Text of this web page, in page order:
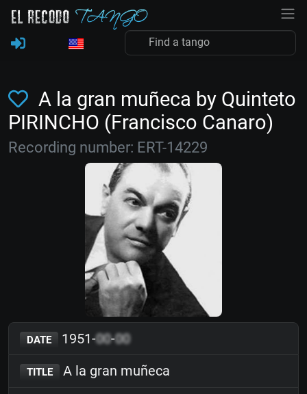
A la gran muñeca by Quinteto
PIRINCHO (Francisco Canaro)
Recording number: ERT-14229
DATE 1951-00-00
TITLE A la gran muñeca